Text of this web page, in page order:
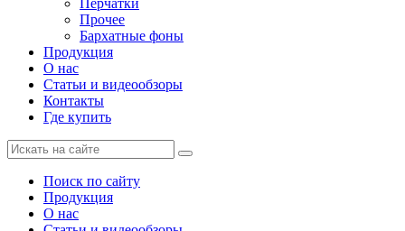
Перчатки
Прочее
Бархатные фоны
Продукция
О нас
Статьи и видеообзоры
Контакты
Где купить
Поиск по сайту
Продукция
О нас